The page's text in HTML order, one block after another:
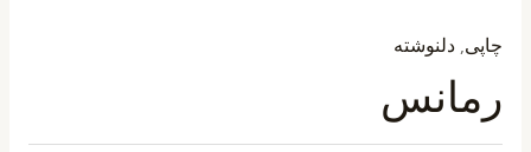
چاپی دلنوشته
رمانس